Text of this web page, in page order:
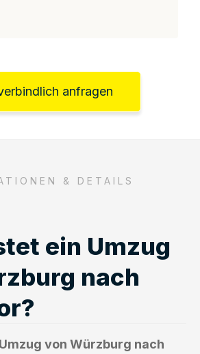
anfragen
& DETAILS
ein Umzug
nach
von Würzburg nach